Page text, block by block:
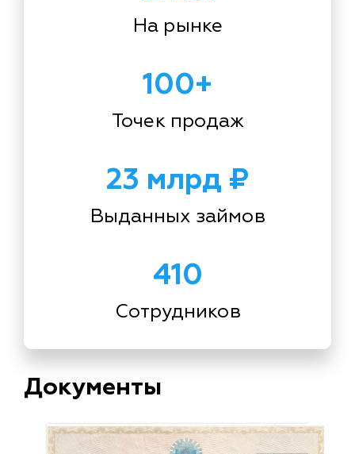
На рынке
100+
Точек продаж
23 млрд ₽
Выданных займов
410
Сотрудников
Документы